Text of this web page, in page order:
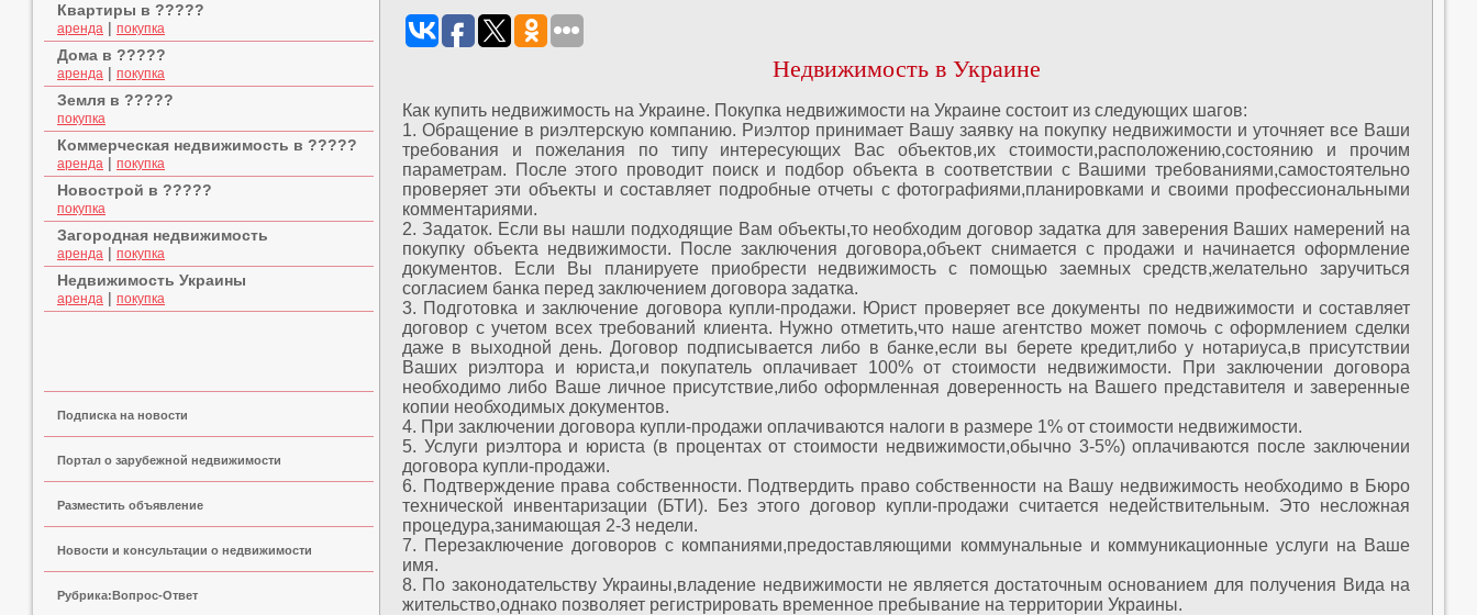
Квартиры в ?????
аренда | покупка
Дома в ?????
аренда | покупка
Земля в ?????
покупка
Коммерческая недвижимость в ?????
аренда | покупка
Новострой в ?????
покупка
Загородная недвижимость
аренда | покупка
Недвижимость Украины
аренда | покупка
Подписка на новости
Портал о зарубежной недвижимости
Разместить объявление
Новости и консультации о недвижимости
Рубрика:Вопрос-Ответ
Недвижимость в Украине
Как купить недвижимость на Украине. Покупка недвижимости на Украине состоит из следующих шагов:
1. Обращение в риэлтерскую компанию. Риэлтор принимает Вашу заявку на покупку недвижимости и уточняет все Ваши
требования и пожелания по типу интересующих Вас объектов,их стоимости,расположению,состоянию и прочим
параметрам. После этого проводит поиск и подбор объекта в соответствии с Вашими требованиями,самостоятельно
проверяет эти объекты и составляет подробные отчеты с фотографиями,планировками и своими профессиональными
комментариями.
2. Задаток. Если вы нашли подходящие Вам объекты,то необходим договор задатка для заверения Ваших намерений на
покупку объекта недвижимости. После заключения договора,объект снимается с продажи и начинается оформление
документов. Если Вы планируете приобрести недвижимость с помощью заемных средств,желательно заручиться
согласием банка перед заключением договора задатка.
3. Подготовка и заключение договора купли-продажи. Юрист проверяет все документы по недвижимости и составляет
договор с учетом всех требований клиента. Нужно отметить,что наше агентство может помочь с оформлением сделки
даже в выходной день. Договор подписывается либо в банке,если вы берете кредит,либо у нотариуса,в присутствии
Ваших риэлтора и юриста,и покупатель оплачивает 100% от стоимости недвижимости. При заключении договора
необходимо либо Ваше личное присутствие,либо оформленная доверенность на Вашего представителя и заверенные
копии необходимых документов.
4. При заключении договора купли-продажи оплачиваются налоги в размере 1% от стоимости недвижимости.
5. Услуги риэлтора и юриста (в процентах от стоимости недвижимости,обычно 3-5%) оплачиваются после заключении
договора купли-продажи.
6. Подтверждение права собственности. Подтвердить право собственности на Вашу недвижимость необходимо в Бюро
технической инвентаризации (БТИ). Без этого договор купли-продажи считается недействительным. Это несложная
процедура,занимающая 2-3 недели.
7. Перезаключение договоров с компаниями,предоставляющими коммунальные и коммуникационные услуги на Ваше
имя.
8. По законодательству Украины,владение недвижимости не является достаточным основанием для получения Вида на
жительство,однако позволяет регистрировать временное пребывание на территории Украины.